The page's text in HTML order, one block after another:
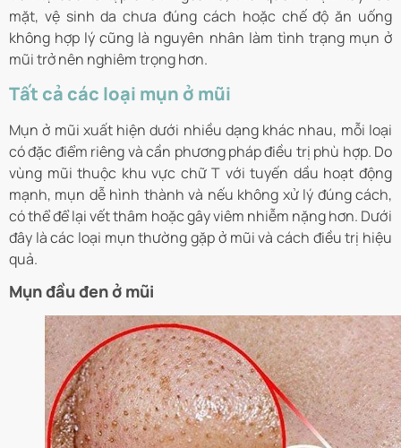
mặt, vệ sinh da chưa đúng cách hoặc chế độ ăn uống
không hợp lý cũng là nguyên nhân làm tình trạng mụn ở
mũi trở nên nghiêm trọng hơn.
Tất cả các loại mụn ở mũi
Mụn ở mũi xuất hiện dưới nhiều dạng khác nhau, mỗi loại
có đặc điểm riêng và cần phương pháp điều trị phù hợp. Do
vùng mũi thuộc khu vực chữ T với tuyến dầu hoạt động
mạnh, mụn dễ hình thành và nếu không xử lý đúng cách,
có thể để lại vết thâm hoặc gây viêm nhiễm nặng hơn. Dưới
đây là các loại mụn thường gặp ở mũi và cách điều trị hiệu
quả.
Mụn đầu đen ở mũi